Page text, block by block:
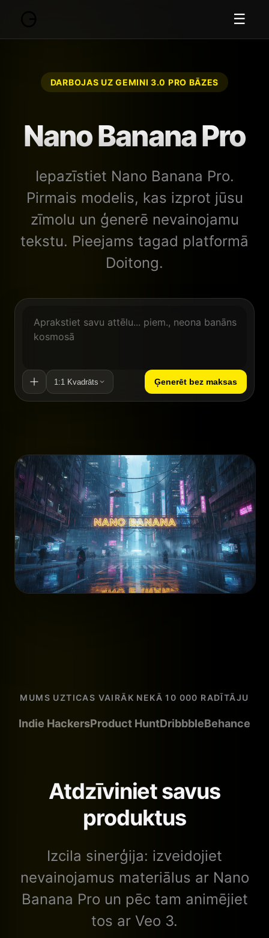
☰
DARBOJAS UZ GEMINI 3.0 PRO BĀZES
Nano Banana Pro
Iepazīstiet Nano Banana Pro.
Pirmais modelis, kas izprot jūsu
zīmolu un ģenerē nevainojamu
tekstu. Pieejams tagad platformā
Doitong.
1:1 Kvadrāts Ģenerēt bez maksas
MUMS UZTICAS VAIRĀK NEKĀ 10 000 RADĪTĀJU
Indie HackersProduct HuntDribbbleBehance
Atdzīviniet savus
produktus
Izcila sinerģija: izveidojiet
nevainojamus materiālus ar Nano
Banana Pro un pēc tam animējiet
tos ar Veo 3.